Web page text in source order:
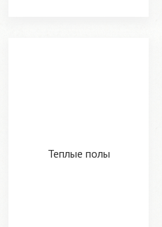
Теплые полы